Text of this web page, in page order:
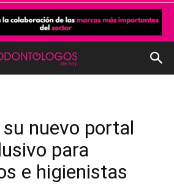
su nuevo portal
para
e higienistas